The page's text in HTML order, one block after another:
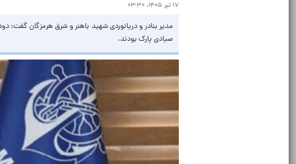
۱۷ تیر ۱۴۰۵، ۰۳:۳۰
مدیر بنادر و دریانوردی شهید باهنر و شرق هرمزگان گفت:
صیادی پارک بودند.